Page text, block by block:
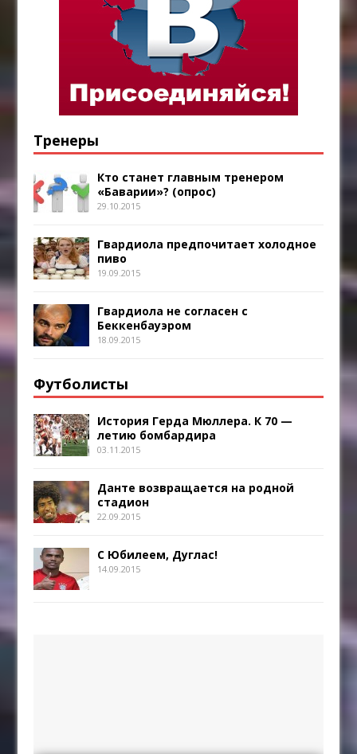
Тренеры
Кто станет главным тренером
«Баварии»? (опрос)
29.10.2015
Гвардиола предпочитает холодное
пиво
19.09.2015
Гвардиола не согласен с
Беккенбауэром
18.09.2015
Футболисты
История Герда Мюллера. К 70 —
летию бомбардира
03.11.2015
Данте возвращается на родной
стадион
22.09.2015
С Юбилеем, Дуглас!
14.09.2015